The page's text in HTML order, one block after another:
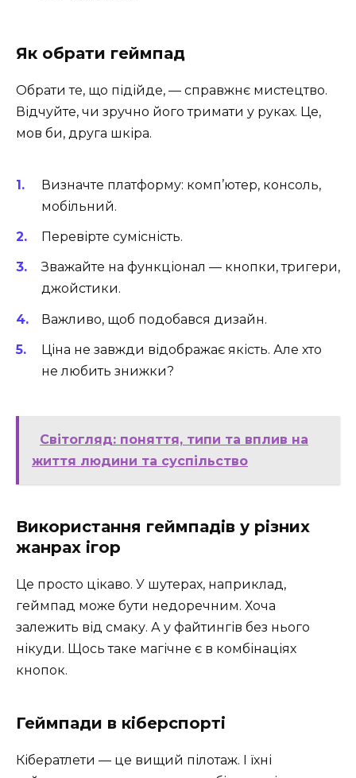
Як обрати геймпад
Обрати те, що підійде, — справжнє мистецтво.
Відчуйте, чи зручно його тримати у руках. Це,
мов би, друга шкіра.
Визначте платформу: комп’ютер, консоль,
мобільний.
Перевірте сумісність.
Зважайте на функціонал — кнопки, тригери,
джойстики.
Важливо, щоб подобався дизайн.
Ціна не завжди відображає якість. Але хто
не любить знижки?
Світогляд: поняття, типи та вплив на
життя людини та суспільство
Використання геймпадів у різних
жанрах ігор
Це просто цікаво. У шутерах, наприклад,
геймпад може бути недоречним. Хоча
залежить від смаку. А у файтингів без нього
нікуди. Щось таке магічне є в комбінаціях
кнопок.
Геймпади в кіберспорті
Кібератлети — це вищий пілотаж. І їхні